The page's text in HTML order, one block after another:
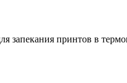
запекания принтов в